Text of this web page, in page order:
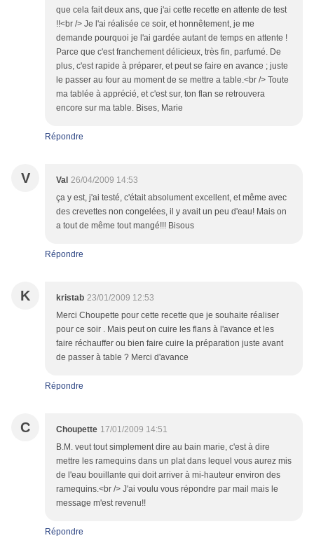
que cela fait deux ans, que j'ai cette recette en attente de test
!!<br /> Je l'ai réalisée ce soir, et honnêtement, je me
demande pourquoi je l'ai gardée autant de temps en attente !
Parce que c'est franchement délicieux, très fin, parfumé. De
plus, c'est rapide à préparer, et peut se faire en avance ; juste
le passer au four au moment de se mettre a table.<br /> Toute
ma tablée à apprécié, et c'est sur, ton flan se retrouvera
encore sur ma table. Bises, Marie
Répondre
V Val 26/04/2009 14:53
ça y est, j'ai testé, c'était absolument excellent, et même avec
des crevettes non congelées, il y avait un peu d'eau! Mais on
a tout de même tout mangé!!! Bisous
Répondre
K kristab 23/01/2009 12:53
Merci Choupette pour cette recette que je souhaite réaliser
pour ce soir . Mais peut on cuire les flans à l'avance et les
faire réchauffer ou bien faire cuire la préparation juste avant
de passer à table ? Merci d'avance
Répondre
C Choupette 17/01/2009 14:51
B.M. veut tout simplement dire au bain marie, c'est à dire
mettre les ramequins dans un plat dans lequel vous aurez mis
de l'eau bouillante qui doit arriver à mi-hauteur environ des
ramequins.<br /> J'ai voulu vous répondre par mail mais le
message m'est revenu!!
Répondre